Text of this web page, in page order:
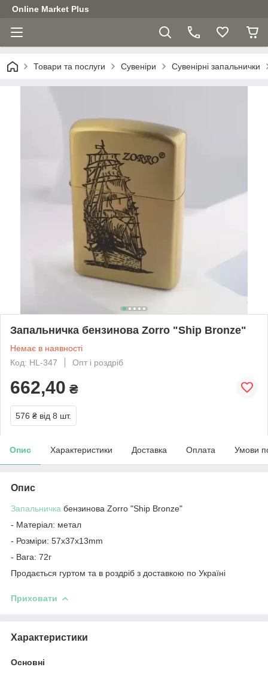
Online Market Plus
Товари та послуги Сувеніри Сувенірні запальнички
Запальничка бензинова Zorro "Ship Bronze"
Немає в наявності
Код: HL-347
Опт і роздріб
662,40 ₴
576 ₴ від 8 шт.
Опис Характеристики Доставка Оплата Умови
Опис
Запальничка бензинова Zorro "Ship Bronze"
- Матеріал: метал
- Розміри: 57x37x13mm
- Вага: 72г
Продається гуртом та в роздріб з доставкою по Україні
Приховати
Характеристики
Основні